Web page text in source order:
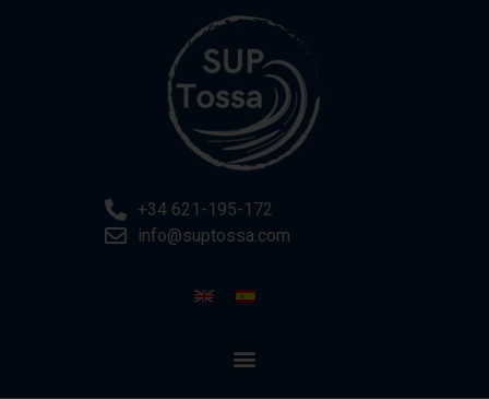
+34 621-195-172
info@suptossa.com